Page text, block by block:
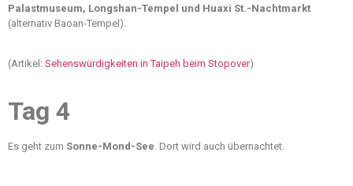
Palastmuseum, Longshan-Tempel und Huaxi St.-Nachtmarkt
(alternativ Baoan-Tempel).
(Artikel: Sehenswürdigkeiten in Taipeh beim Stopover)
Tag 4
Es geht zum Sonne-Mond-See . Dort wird auch übernachtet.